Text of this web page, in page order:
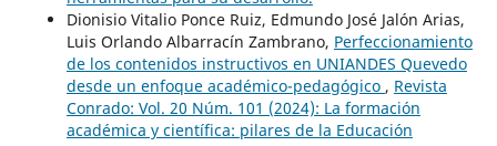
Dionisio Vitalio Ponce Ruiz, Edmundo José Jalón Arias,
Luis Orlando Albarracín Zambrano, Perfeccionamiento
de los contenidos instructivos en UNIANDES Quevedo
desde un enfoque académico-pedagógico , Revista
Conrado: Vol. 20 Núm. 101 (2024): La formación
académica y científica: pilares de la Educación